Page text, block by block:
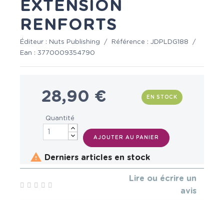
EXTENSION
RENFORTS
Éditeur : Nuts Publishing / Référence : JDPLDG188
/
Ean : 3770009354790
28,90 € EN STOCK
Quantité
AJOUTER AU PANIER
 Derniers articles en stock
Lire ou écrire un
avis